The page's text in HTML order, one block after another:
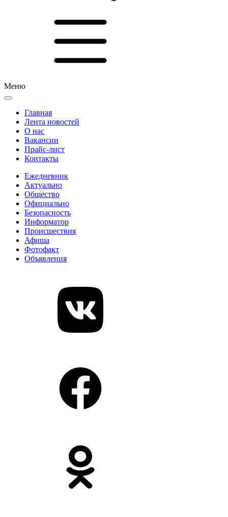
Меню
Главная
Лента новостей
О нас
Вакансии
Прайс-лист
Контакты
Ежедневник
Актуально
Общество
Официально
Безопасность
Информатор
Происшествия
Афиша
Фотофакт
Объявления